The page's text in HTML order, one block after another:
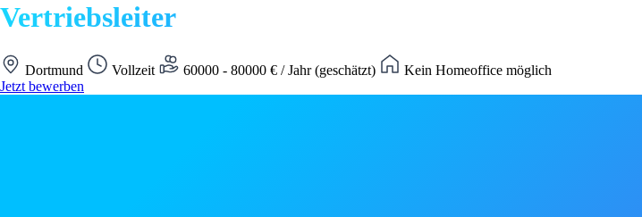
Vertriebsleiter
Dortmund Vollzeit 60000 - 80000 € / Jahr (geschätzt)
Kein Homeoffice möglich
Jetzt bewerben